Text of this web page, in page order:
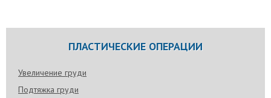
ПЛАСТИЧЕСКИЕ ОПЕРАЦИИ
Увеличение груди
Подтяжка груди